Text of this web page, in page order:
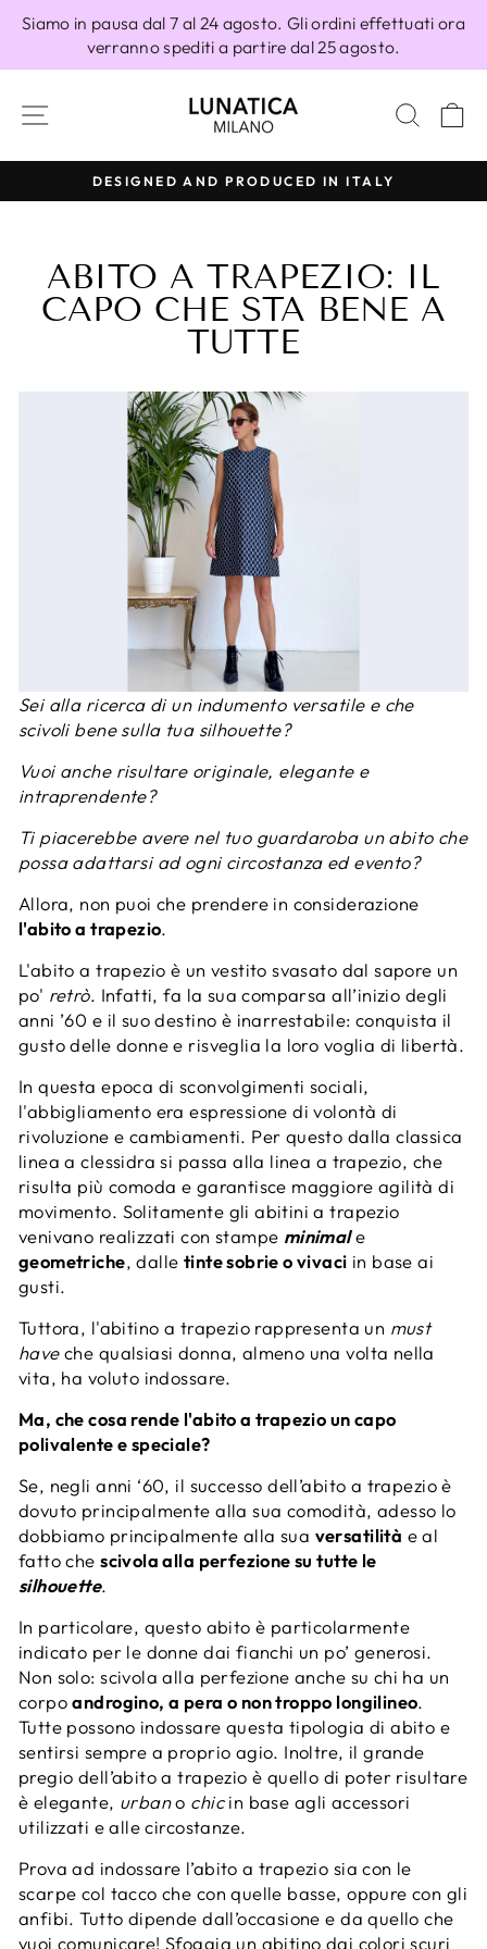
direttamente
Siamo in pausa dal 7 al 24 agosto. Gli ordini effettuati ora
verranno spediti a partire dal 25 agosto.
NAVIGAZIONE DEL SITO
Metti
presentazione
100% MADE IN ITALY
ABITO A TRAPEZIO: IL
CAPO CHE STA BENE A
TUTTE
Sei alla ricerca di un indumento versatile e che
scivoli bene sulla tua silhouette?
Vuoi anche risultare originale, elegante e
intraprendente?
Ti piacerebbe avere nel tuo guardaroba un abito che
possa adattarsi ad ogni circostanza ed evento?
Allora, non puoi che prendere in considerazione
l'abito a trapezio.
L'abito a trapezio è un vestito svasato dal sapore un
po' retrò. Infatti, fa la sua comparsa all’inizio degli
anni ’60 e il suo destino è inarrestabile: conquista il
gusto delle donne e risveglia la loro voglia di libertà.
In questa epoca di sconvolgimenti sociali,
l'abbigliamento era espressione di volontà di
rivoluzione e cambiamenti. Per questo dalla classica
linea a clessidra si passa alla linea a trapezio, che
risulta più comoda e garantisce maggiore agilità di
movimento. Solitamente gli abitini a trapezio
venivano realizzati con stampe minimale
geometriche, dalle tinte sobrie o vivaci in base ai
gusti.
Tuttora, l'abitino a trapezio rappresenta un must
haveche qualsiasi donna, almeno una volta nella
vita, ha voluto indossare.
Ma, che cosa rende l'abito a trapezio un capo
polivalente e speciale?
Se, negli anni ‘60, il successo dell’abito a trapezio è
dovuto principalmente alla sua comodità, adesso lo
dobbiamo principalmente alla sua versatilità e al
fatto chescivola alla perfezione su tutte le
silhouette.
In particolare, questo abito è particolarmente
indicato per le donne dai fianchi un po’ generosi.
Non solo: scivola alla perfezione anche su chi ha un
corpoandrogino, a pera o non troppo longilineo.
Tutte possono indossare questa tipologia di abito e
sentirsi sempre a proprio agio. Inoltre, il grande
pregio dell’abito a trapezio è quello di poter risultare
è elegante, urbano chicin base agli accessori
utilizzati e alle circostanze.
Prova ad indossare l’abito a trapezio sia con le
scarpe col tacco che con quelle basse, oppure con gli
anfibi. Tutto dipende dall’occasione e da quello che
vuoi comunicare! Sfoggia un abitino dai colori scuri